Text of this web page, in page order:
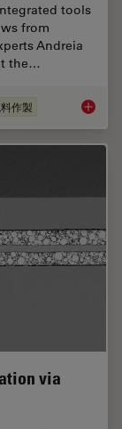
tools
from
Andreia
the…
作製
via